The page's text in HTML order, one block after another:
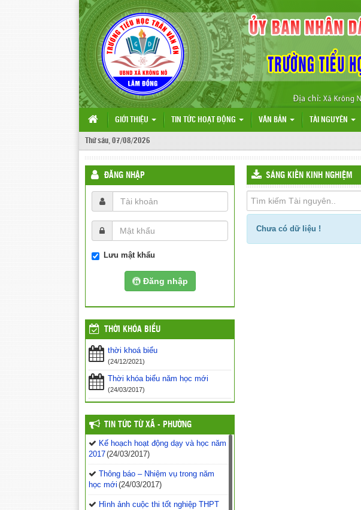
GIỚI THIỆU TIN TỨC HOẠT ĐỘNG VĂN BẢN TÀI NGUYÊN
Thứ sáu, 07/08/2026
SÁNG KIẾN KINH NGHIỆM
Chưa có dữ liệu !
ĐĂNG NHẬP
Lưu mật khẩu
Đăng nhập
THỜI KHÓA BIỂU
thời khoá biểu
(24/12/2021)
Thời khóa biểu năm học mới
(24/03/2017)
TIN TỨC TỪ XÃ - PHƯỜNG
Kế hoạch hoạt động dạy và học năm
2017(24/03/2017)
Thông báo – Nhiệm vụ trong năm
học mới (24/03/2017)
Hình ảnh cuộc thi tốt nghiệp THPT